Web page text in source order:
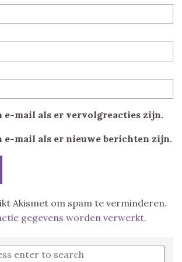
e-mail als er vervolgreacties zijn.
e-mail als er nieuwe berichten zijn.
Akismet om spam te verminderen.
gegevens worden verwerkt.